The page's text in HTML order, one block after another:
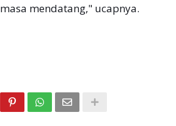
mendatang," ucapnya.